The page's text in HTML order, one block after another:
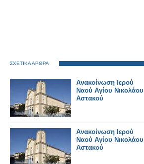
ΣΧΕΤΙΚΑ ΑΡΘΡΑ
Ανακοίνωση Ιερού
Ναού Αγίου Νικολάου
Αστακού
Ανακοίνωση Ιερού
Ναού Αγίου Νικολάου
Αστακού